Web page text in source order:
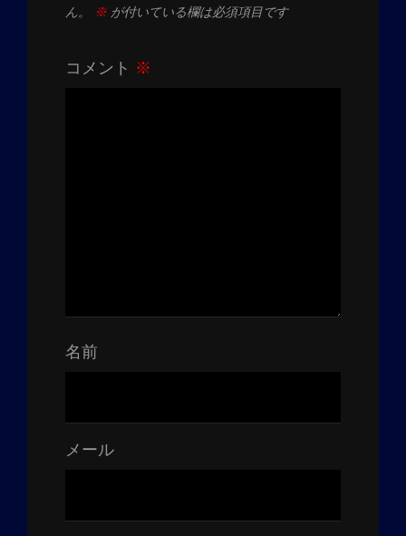
ん。
※が付いている欄は必須項目です
コメント ※
名前
メール